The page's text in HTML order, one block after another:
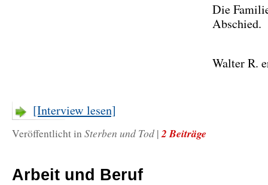
Die
Abschied.
Walter R.
[Interview lesen]
Veröffentlicht inSterben und Tod | 2 Beiträge
Arbeit und Beruf